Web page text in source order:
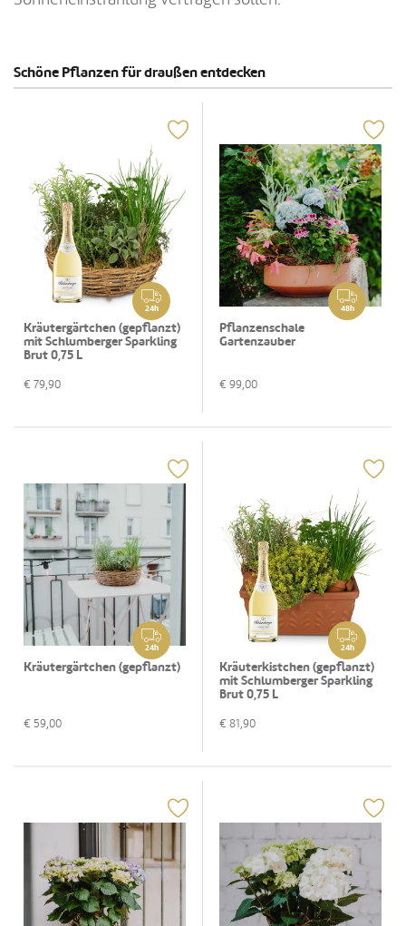
Schöne Pflanzen für draußen entdecken
24h
Kräutergärtchen (gepflanzt)
mit Schlumberger Sparkling
Brut 0,75 L
€ 79,90
48h
Pflanzenschale
Gartenzauber
€ 99,00
24h
Kräutergärtchen (gepflanzt)
€ 59,00
24h
Kräuterkistchen (gepflanzt)
mit Schlumberger Sparkling
Brut 0,75 L
€ 81,90